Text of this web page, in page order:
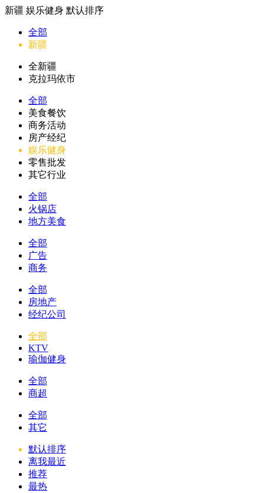
新疆 娱乐健身 默认排序
全部
新疆
全新疆
克拉玛依市
全部
美食餐饮
商务活动
房产经纪
娱乐健身
零售批发
其它行业
全部
火锅店
地方美食
全部
广告
商务
全部
房地产
经纪公司
全部
KTV
瑜伽健身
全部
商超
全部
其它
默认排序
离我最近
推荐
最热